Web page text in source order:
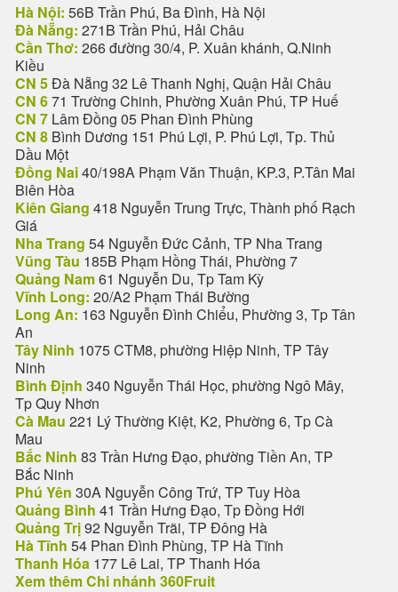
Hà Nội: 56B Trần Phú, Ba Đình, Hà Nội
Đà Nẵng: 271B Trần Phú, Hải Châu
Cần Thơ: 266 đường 30/4, P. Xuân khánh, Q.Ninh
Kiều
CN 5Đà Nẵng 32 Lê Thanh Nghị, Quận Hải Châu
CN 671 Trường Chinh, Phường Xuân Phú, TP Huế
CN 7 Lâm Đồng 05 Phan Đình Phùng
CN 8 Bình Dương 151 Phú Lợi, P. Phú Lợi, Tp. Thủ
Dầu Một
Đồng Nai40/198A Phạm Văn Thuận, KP.3, P.Tân Mai
Biên Hòa
Kiên Giang 418 Nguyễn Trung Trực, Thành phố Rạch
Giá
Nha Trang 54 Nguyễn Đức Cảnh, TP Nha Trang
Vũng Tàu 185B Phạm Hồng Thái, Phường 7
Quảng Nam61 Nguyễn Du, Tp Tam Kỳ
Vĩnh Long: 20/A2 Phạm Thái Bường
Long An: 163 Nguyễn Đình Chiểu, Phường 3, Tp Tân
An
Tây Ninh 1075 CTM8, phường Hiệp Ninh, TP Tây
Ninh
Bình Định 340 Nguyễn Thái Học, phường Ngô Mây,
Tp Quy Nhơn
Cà Mau 221 Lý Thường Kiệt, K2, Phường 6, Tp Cà
Mau
Bắc Ninh 83 Trần Hưng Đạo, phường Tiền An, TP
Bắc Ninh
Phú Yên 30A Nguyễn Công Trứ, TP Tuy Hòa
Quảng Bình 41 Trần Hưng Đạo, Tp Đồng Hới
Quảng Trị92 Nguyễn Trãi, TP Đông Hà
Hà Tĩnh 54 Phan Đình Phùng, TP Hà Tĩnh
Thanh Hóa 177 Lê Lai, TP Thanh Hóa
Xem thêm Chi nhánh 360Fruit